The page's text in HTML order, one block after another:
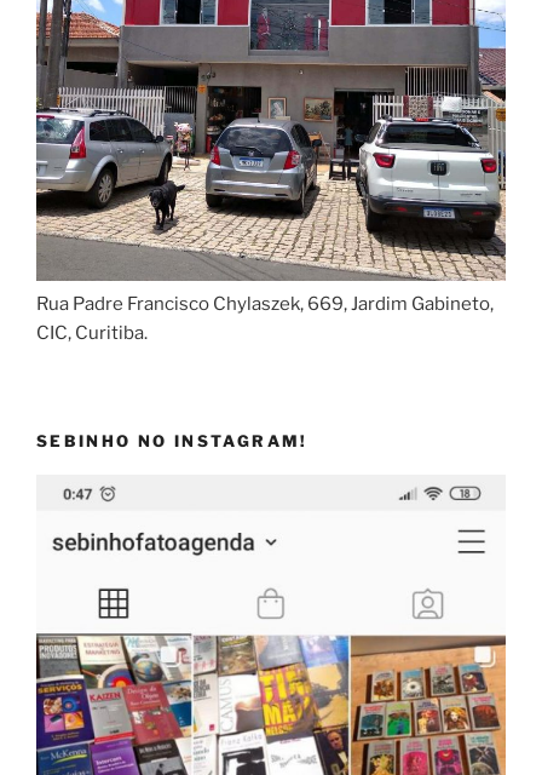
Rua Padre Francisco Chylaszek, 669, Jardim Gabineto,
CIC, Curitiba.
SEBINHO NO INSTAGRAM!